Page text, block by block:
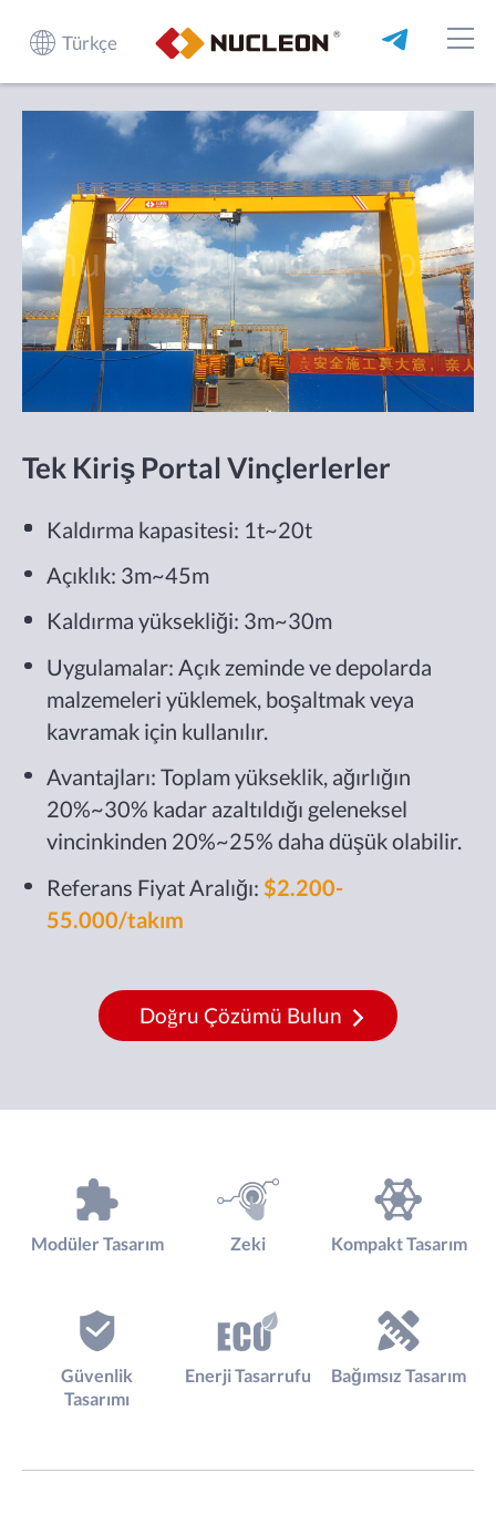
Türkçe
Tek Kiriş Portal Vinçlerlerler
Kaldırma kapasitesi: 1t~20t
Açıklık: 3m~45m
Kaldırma yüksekliği: 3m~30m
Uygulamalar: Açık zeminde ve depolarda
malzemeleri yüklemek, boşaltmak veya
kavramak için kullanılır.
Avantajları: Toplam yükseklik, ağırlığın
20%~30% kadar azaltıldığı geleneksel
vincinkinden 20%~25% daha düşük olabilir.
Referans Fiyat Aralığı: $2.200-
55.000/takım
Doğru Çözümü Bulun
Modüler Tasarım Zeki Kompakt Tasarım
Güvenlik
Tasarımı
Enerji Tasarrufu Bağımsız Tasarım